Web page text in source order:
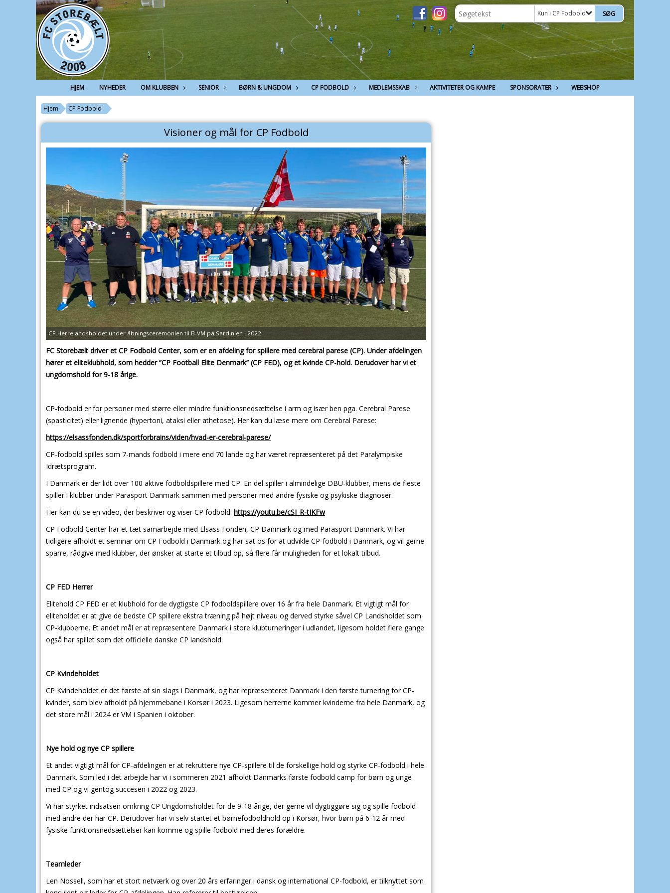
Kun i CP Fodbold
HJEM NYHEDER OM KLUBBEN SENIOR BØRN & UNGDOM CP FODBOLD MEDLEMSSKAB AKTIVITETER OG KAMPE SPONSORATER WEBSHOP
Hjem CP Fodbold
Visioner og mål for CP Fodbold
CP Herrelandsholdet under åbningsceremonien til B-VM på Sardinien i 2022
FC Storebælt driveret CP Fodbold Center, som eren afdelingfor spillere med cerebral parese (CP). Under afdelingen
hører et eliteklubhold, som hedder ”CP Football Elite Denmark” (CP FED), og et kvinde CP-hold. Derudover har vi et
ungdomshold for 9-18 årige.
CP-fodbold er for personer med større eller mindre funktionsnedsættelse i arm og især ben pga. Cerebral Parese
(spasticitet) eller lignende (hypertoni, ataksi eller athetose). Her kan du læse mere om Cerebral Parese:
https://elsassfonden.dk/sportforbrains/viden/hvad-er-cerebral-parese/
CP-fodbold spilles som 7-mands fodbold i mere end 70 lande og har været repræsenteret på det Paralympiske
Idrætsprogram.
I Danmark er der lidt over 100 aktive fodboldspillere med CP. En del spiller i almindelige DBU-klubber, mens de fleste
spiller i klubber under Parasport Danmark sammen med personer med andre fysiske og psykiske diagnoser.
Her kan du se en video, der beskriver og viser CP fodbold: https://youtu.be/cSI_R-tIKFw
CP Fodbold Center har et tæt samarbejde med Elsass Fonden, CP Danmark og med Parasport Danmark. Vi har
tidligere afholdt et seminar om CP Fodbold i Danmark og har sat os for at udvikle CP-fodbold i Danmark, og vil gerne
sparre, rådgive med klubber, der ønsker at starte et tilbud op, så flere får muligheden for et lokalt tilbud.
CP FED Herrer
Elitehold CP FED er et klubhold for de dygtigste CP fodboldspillere over 16 år fra hele Danmark. Et vigtigt mål for
eliteholdet er at give de bedste CP spillere ekstra træning på højt niveau og derved styrke såvel CP Landsholdet som
CP-klubberne. Et andet mål er at repræsentere Danmark i store klubturneringer i udlandet, ligesom holdet flere gange
også har spillet som det officielle danske CP landshold.
CP Kvindeholdet
CP Kvindeholdet er det første af sin slags i Danmark, og har repræsenteret Danmark i den første turnering for CP-
kvinder, som blev afholdt på hjemmebane i Korsør i 2023. Ligesom herrerne kommer kvinderne fra hele Danmark, og
det store mål i 2024 er VM i Spanien i oktober.
Nye hold og nye CP spillere
Et andet vigtigt mål for CP-afdelingen er at rekruttere nye CP-spillere til de forskellige hold og styrke CP-fodbold i hele
Danmark. Som led i det arbejde har vi i sommeren 2021 afholdt Danmarks første fodbold camp for børn og unge
med CP og vi gentog succesen i 2022 og 2023.
Vi har styrket indsatsen omkring CP Ungdomsholdet for de 9-18 årige, der gerne vil dygtiggøre sig og spille fodbold
med andre der har CP. Derudover har vi selv startet et børnefodboldhold op i Korsør, hvor børn på 6-12 år med
fysiske funktionsnedsættelser kan komme og spille fodbold med deres forældre.
Teamleder
Len Nossell, som har et stort netværk og over 20 års erfaringer i dansk og international CP-fodbold, er tilknyttet som